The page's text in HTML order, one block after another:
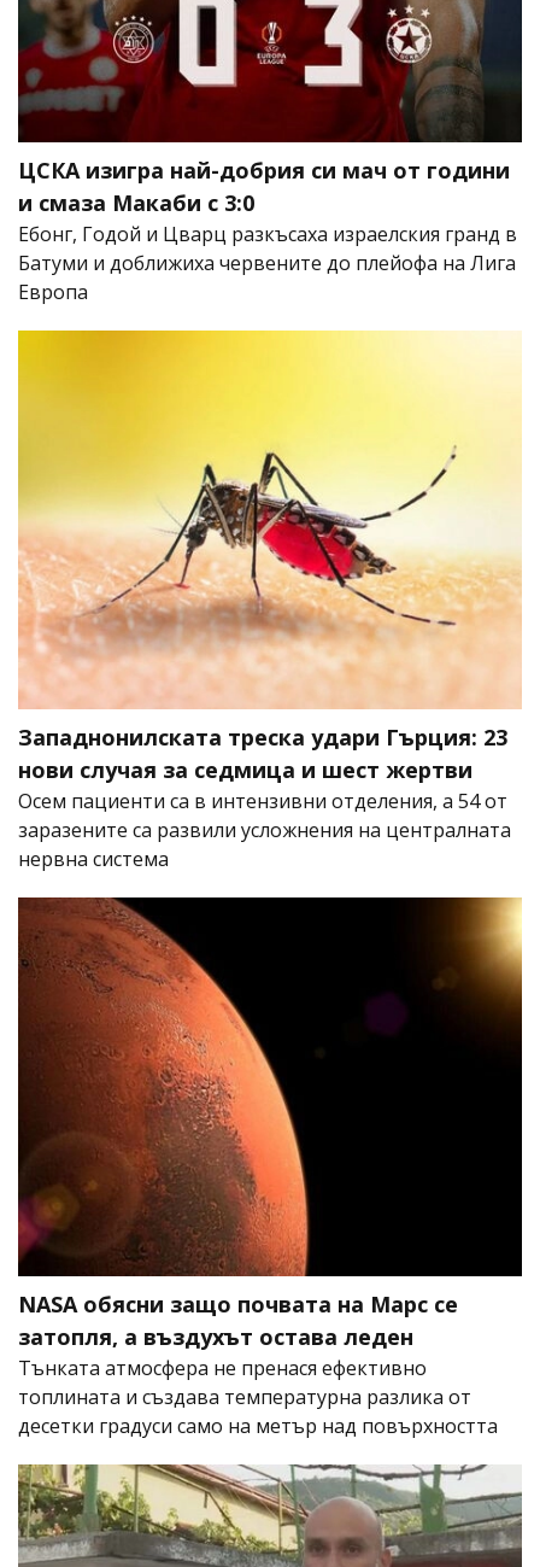
ЦСКА изигра най-добрия си мач от години
и смаза Макаби с 3:0
Ебонг, Годой и Цварц разкъсаха израелския гранд в
Батуми и доближиха червените до плейофа на Лига
Европа
Западнонилската треска удари Гърция: 23
нови случая за седмица и шест жертви
Осем пациенти са в интензивни отделения, а 54 от
заразените са развили усложнения на централната
нервна система
NASA обясни защо почвата на Марс се
затопля, а въздухът остава леден
Тънката атмосфера не пренася ефективно
топлината и създава температурна разлика от
десетки градуси само на метър над повърхността